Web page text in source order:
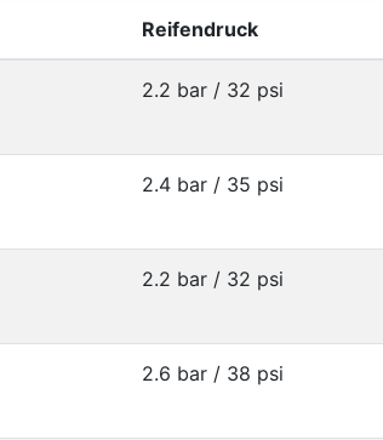
Reifendruck
2.2 bar / 32 psi
2.4 bar / 35 psi
2.2 bar / 32 psi
2.6 bar / 38 psi